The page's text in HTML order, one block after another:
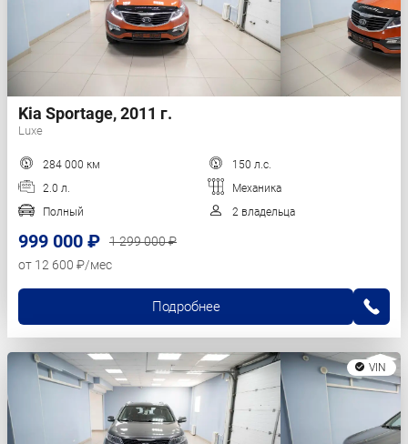
Kia Sportage, 2011 г.
Luxe
284 000 км
150 л.с.
2.0 л.
Механика
Полный
2 владельца
999 000 ₽
1 299 000 ₽
от 12 600 ₽/мес
Подробнее
VIN